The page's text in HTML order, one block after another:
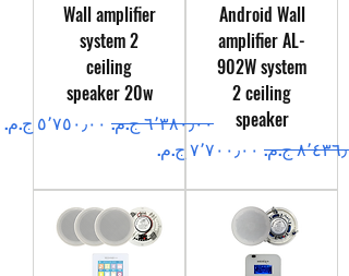
Android Wall
amplifier AL-
902W system
2 ceiling
speaker
عادي
سعر البيع
Wall amplifier
system 2
ceiling
speaker 20w
سعر عادي
سعر البيع